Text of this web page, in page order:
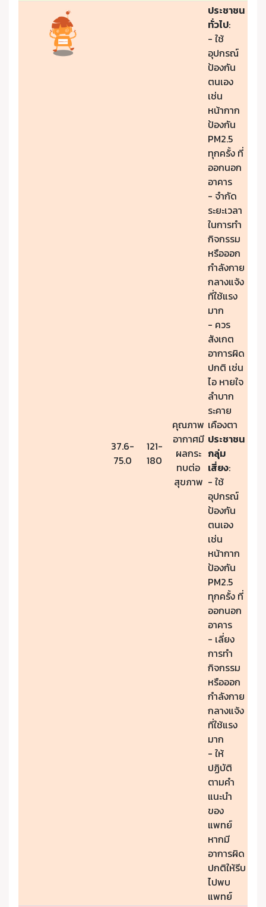
37.6-
75.0
121-
180
คุณภาพ
อากาศมี
ผลกระ
ทบต่อ
สุขภาพ
ประชาชน
ทั่วไป:
- ใช้
อุปกรณ์
ป้องกัน
ตนเอง
เช่น
หน้ากาก
ป้องกัน
PM2.5
ทุกครั้ง ที่
ออกนอก
อาคาร
- จำกัด
ระยะเวลา
ในการทำ
กิจกรรม
หรือออก
กำลังกาย
กลางแจ้ง
ที่ใช้แรง
มาก
- ควร
สังเกต
อาการผิด
ปกติ เช่น
ไอ หายใจ
ลำบาก
ระคาย
เคืองตา
ประชาชน
กลุ่ม
เสี่ยง:
- ใช้
อุปกรณ์
ป้องกัน
ตนเอง
เช่น
หน้ากาก
ป้องกัน
PM2.5
ทุกครั้ง ที่
ออกนอก
อาคาร
- เลี่ยง
การทำ
กิจกรรม
หรือออก
กำลังกาย
กลางแจ้ง
ที่ใช้แรง
มาก
- ให้
ปฏิบัติ
ตามคำ
แนะนำ
ของ
แพทย์
หากมี
อาการผิด
ปกติให้รีบ
ไปพบ
แพทย์